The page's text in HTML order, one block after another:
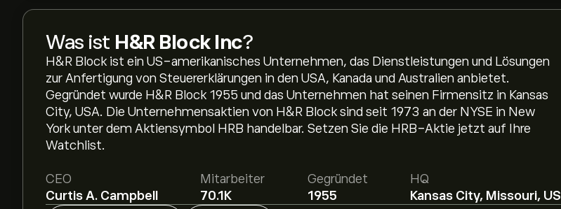
Was ist H&R Block Inc?
H&R Block ist ein US-amerikanisches Unternehmen, das Dienstleistungen und Lösungen
zur Anfertigung von Steuererklärungen in den USA, Kanada und Australien anbietet.
Gegründet wurde H&R Block 1955 und das Unternehmen hat seinen Firmensitz in Kansas
City, USA. Die Unternehmensaktien von H&R Block sind seit 1973 an der NYSE in New
York unter dem Aktiensymbol HRB handelbar. Setzen Sie die HRB-Aktie jetzt auf Ihre
Watchlist.
CEO
Curtis A. Campbell
Mitarbeiter
70.1K
Gegründet
1955
HQ
Kansas City, Missouri, US